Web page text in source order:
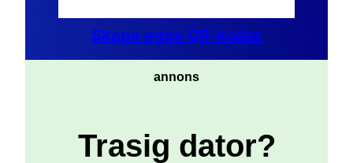
Skapa egna QR-koder
annons
Trasig dator?